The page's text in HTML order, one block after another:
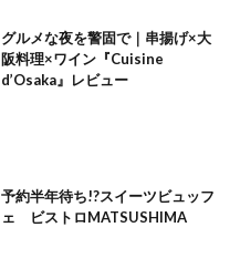
グルメな夜を警固で｜串揚げ×大
阪料理×ワイン『Cuisine
d’Osaka』レビュー
予約半年待ち!?スイーツビュッフ
ェ ビストロMATSUSHIMA